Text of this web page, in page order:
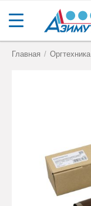
Главная / Оргтехника